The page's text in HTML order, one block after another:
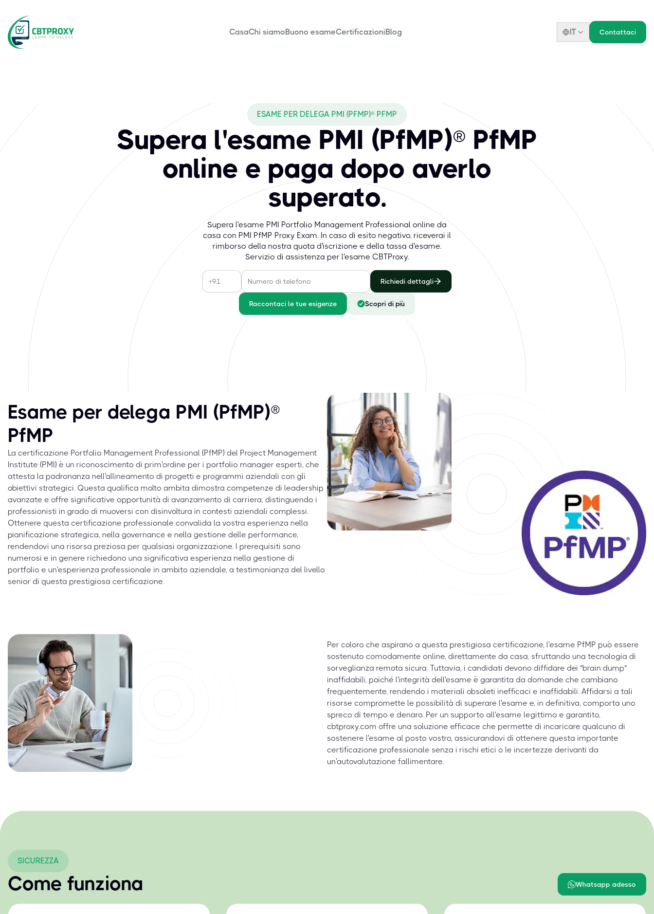
CasaChi siamoBuono esameCertificazioniBlog IT Contattaci
ESAME PER DELEGA PMI (PFMP)® PFMP
Supera l'esame PMI (PfMP)® PfMP
online e paga dopo averlo
superato.
Supera l'esame PMI Portfolio Management Professional online da
casa con PMI PfMP Proxy Exam. In caso di esito negativo, riceverai il
rimborso della nostra quota d'iscrizione e della tassa d'esame.
Servizio di assistenza per l'esame CBTProxy.
Richiedi dettagli
Raccontaci le tue esigenze Scopri di più
Esame per delega PMI (PfMP)®
PfMP
La certificazione Portfolio Management Professional (PfMP) del Project Management
Institute (PMI) è un riconoscimento di prim'ordine per i portfolio manager esperti, che
attesta la padronanza nell'allineamento di progetti e programmi aziendali con gli
obiettivi strategici. Questa qualifica molto ambita dimostra competenze di leadership
avanzate e offre significative opportunità di avanzamento di carriera, distinguendo i
professionisti in grado di muoversi con disinvoltura in contesti aziendali complessi.
Ottenere questa certificazione professionale convalida la vostra esperienza nella
pianificazione strategica, nella governance e nella gestione delle performance,
rendendovi una risorsa preziosa per qualsiasi organizzazione. I prerequisiti sono
numerosi e in genere richiedono una significativa esperienza nella gestione di
portfolio e un'esperienza professionale in ambito aziendale, a testimonianza del livello
senior di questa prestigiosa certificazione.
Per coloro che aspirano a questa prestigiosa certificazione, l'esame PfMP può essere
sostenuto comodamente online, direttamente da casa, sfruttando una tecnologia di
sorveglianza remota sicura. Tuttavia, i candidati devono diffidare dei "brain dump"
inaffidabili, poiché l'integrità dell'esame è garantita da domande che cambiano
frequentemente, rendendo i materiali obsoleti inefficaci e inaffidabili. Affidarsi a tali
risorse compromette le possibilità di superare l'esame e, in definitiva, comporta uno
spreco di tempo e denaro. Per un supporto all'esame legittimo e garantito,
cbtproxy.com offre una soluzione efficace che permette di incaricare qualcuno di
sostenere l'esame al posto vostro, assicurandovi di ottenere questa importante
certificazione professionale senza i rischi etici o le incertezze derivanti da
un'autovalutazione fallimentare.
SICUREZZA
Come funziona Whatsapp adesso